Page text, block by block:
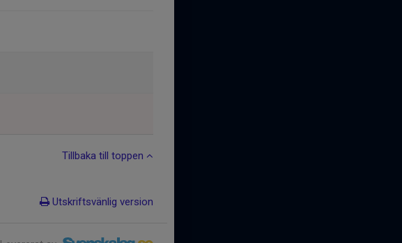
Tillbaka till toppen
Utskriftsvänlig version